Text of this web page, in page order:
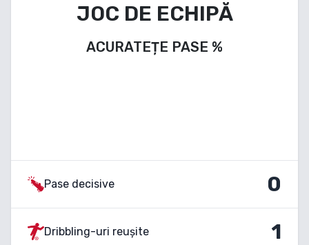
JOC DE ECHIPĂ
ACURATEȚE PASE %
Pase decisive 0
Dribbling-uri reușite 1